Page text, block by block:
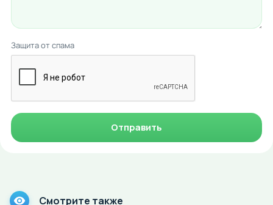
Защита от спама
Отправить
Смотрите также